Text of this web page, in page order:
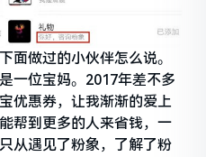
面做过的小伙伴怎么说。
一位宝妈。2017年差不多
优惠券，让我渐渐的爱上
帮到更多的人来省钱，一
从遇见了粉象，了解了粉